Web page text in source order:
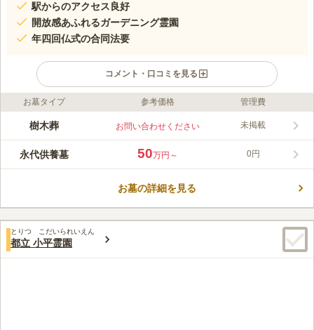
駅からのアクセス良好
開放感あふれるガーデニング霊園
年四回仏式の合同法要
コメント・口コミを見る
ライフドット編集部のコメント
ステンドグラスからの明るい光が降りそそぐホールやオープンテ
ができます。 墓碑には人と人の和、やわらかさを表す「和」の
文字を刻まれており、魂のやすらぎや、新しい縁を結ばれた方々
美しいバラのアーチやバラの香りが漂い、心地よさを感じること
みんなの評価
3.9 口コミ10件
60代男性
最寄り駅近くに大型スーパーがあるのでお花など購入可能と思い
ますが、霊園にお花などが1000円～2000円で購入でき、線香もあります。
霊園から500ｍほどのところにファミレスがありますが、法事の際はみんな
一旦自分の家に帰って、14時以降に新宿などに再集合して法事後の食事を
お墓タイプ 参考価格 管理費
樹木葬 お問い合わせください 未掲載
永代供養墓 50万円～ 0円
お墓の詳細を見る
とりつ こだいられいえん
都立 小平霊園